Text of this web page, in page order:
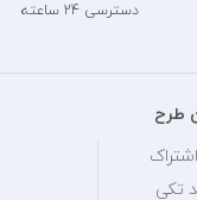
دسترسی 24 ساعته
طرح
تکی